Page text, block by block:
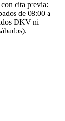
con cita previa:
de 08:00 a
DKV ni